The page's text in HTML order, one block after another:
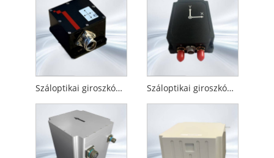
Száloptikai giroszkóp köd nagy pontosságú dőlésszögű műszer Száloptikai giroszkóp Fog Mems Giroszkóp és gyorsulásmérő